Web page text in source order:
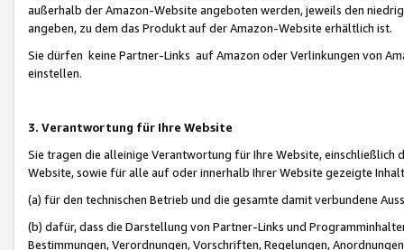
außerhalb der Amazon-Website angeboten werden, jeweils den
angeben, zu dem das Produkt auf der Amazon-Website erhältlich ist.
Sie dürfen keine Partner-Links auf Amazon oder Verlinkungen von
einstellen.
3. Verantwortung für Ihre Website
Sie tragen die alleinige Verantwortung für Ihre Website,
Website, sowie für alle auf oder innerhalb Ihrer Website gezeigte
(a) für den technischen Betrieb und die gesamte damit verbundene
(b) dafür, dass die Darstellung von Partner-Links und
Bestimmungen, Verordnungen, Vorschriften, Regelungen,